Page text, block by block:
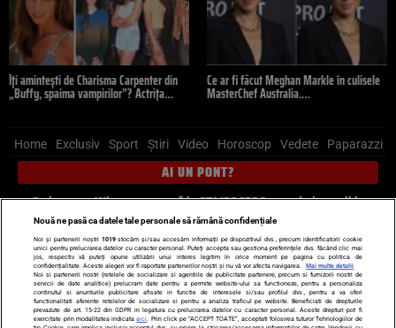
Îți amintești de Charisma Carpenter din
„Buffy, spaima vampirilor”? Actrița…
Ce ar fi făcut Meghan Markle în culisele
MasterChef Australia.…
Home Exclusiv Sport Știri Video Horoscop Vedete Paparazzi
AI UN PONT?
Scrie-ne pe Whatsapp, sună la 0741226226 sau trimite mail la
pont@cancan.ro
Știri interne Știri externe
Politică
Ultimele stiri
Diete Insula Iubirii Dictionar de vise
LIFE STYLE
Horoscop
Nouă ne pasă ca datele tale personale să rămână confidențiale
Noi și partenerii noștri 1019stocăm și/sau accesăm informații pe dispozitivul dvs., precum identificatorii cookie
unici pentru prelucrarea datelor cu caracter personal. Puteți accepta sau gestiona preferințele dvs. făcând clic mai
jos, respectiv vă puteți opune utilizării unui interes legitim în orice moment pe pagina cu politica de
confidențialitate. Aceste alegeri vor fi raportate partenerilor noștri și nu vă vor afecta navigarea.
Mai multe detalii
Noi si partenerii nostri (retelele de socializare si agentiile de publicitate partenere, precum si furnizorii nostri de
servicii de date analitice) prelucram date pentru a permite website-ului sa functioneze, pentru a personaliza
continutul si anunturile publicitare afisate in functie de interesele si/sau profilul dvs., pentru a va oferi
functionalitati aferente retelelor de socializare si pentru a analiza traficul pe website. Beneficiati de drepturile
prevazute de art. 15-22 din GDPR in legatura cu prelucrarea datelor cu caracter personal. Aceste drepturi pot fi
exercitate prin modalitatea indicataaici . Prin click pe “ACCEPT TOATE”, acceptati folosirea tuturor Tehnologiilor de